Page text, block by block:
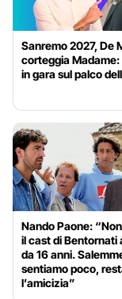
Sanremo 2027, De
corteggia Madame:
in gara sul palco
Nando Paone:
il cast di Bentornati
da 16 anni.
sentiamo poco,
l’amicizia”